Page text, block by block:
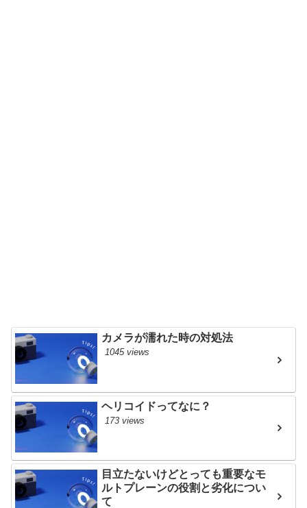
カメラが濡れた時の対処法
1045 views
ヘリコイドってなに？
173 views
目立たないけどとっても重要なモ
ルトプレーンの役割と劣化につい
て